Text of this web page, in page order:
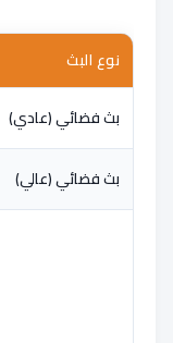
نوع البث
بث فضائي (عادي)
بث فضائي (عالي)